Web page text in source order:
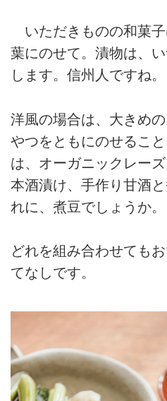
いただきものの和菓
葉にのせて。漬物は、
します。信州人ですね。
洋風の場合は、大きめ
やつをともにのせるこ
は、オーガニックレー
本酒漬け、手作り甘酒
れに、煮豆でしょうか。
どれを組み合わせても
てなしです。